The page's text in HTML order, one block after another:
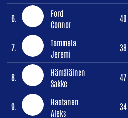
6.
Ford
Connor
40
7.
Tammela
Jeremi
38
8.
Hämäläinen
Sakke
47
9.
Haatanen
Aleks
34